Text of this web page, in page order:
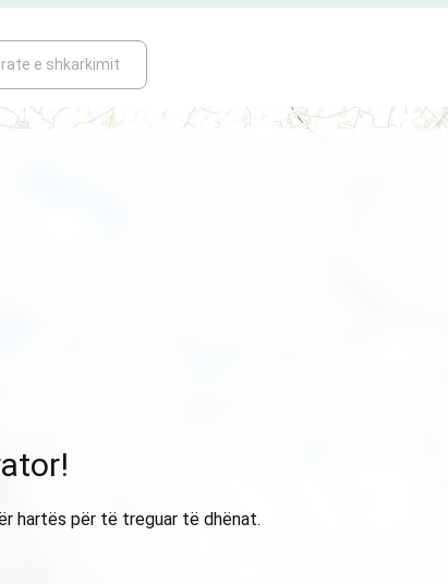
e shkarkimit
hartës për të treguar të dhënat.